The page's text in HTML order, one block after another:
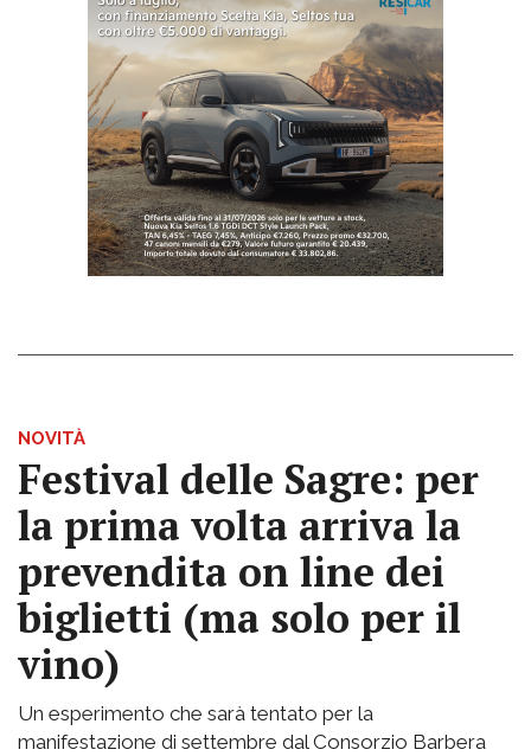
NOVITÀ
Festival delle Sagre: per
la prima volta arriva la
prevendita on line dei
biglietti (ma solo per il
vino)
Un esperimento che sarà tentato per la
manifestazione di settembre dal Consorzio Barbera